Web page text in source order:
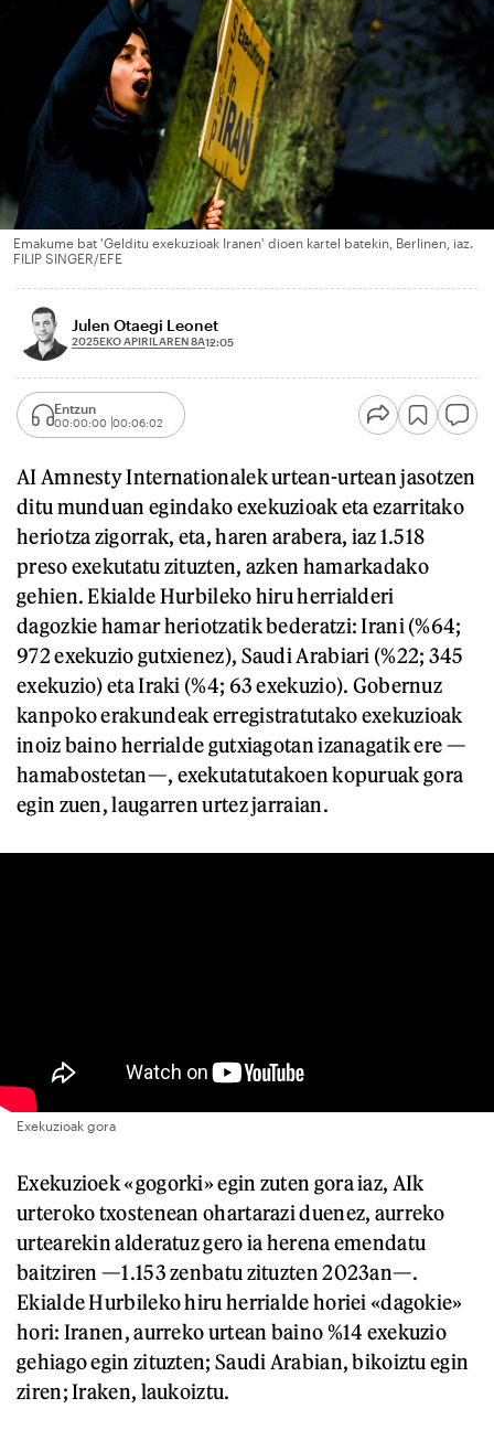
Emakume bat 'Gelditu exekuzioak Iranen' dioen kartel batekin, Berlinen, iaz.
FILIP SINGER/EFE
Julen Otaegi Leonet
2025EKO APIRILAREN 8A12:05
Entzun
00:00:00 00:06:02
AI Amnesty Internationalek urtean-urtean jasotzen
ditu munduan egindako exekuzioak eta ezarritako
heriotza zigorrak, eta, haren arabera, iaz 1.518
preso exekutatu zituzten, azken hamarkadako
gehien. Ekialde Hurbileko hiru herrialderi
dagozkie hamar heriotzatik bederatzi: Irani (%64;
972 exekuzio gutxienez), Saudi Arabiari (%22; 345
exekuzio) eta Iraki (%4; 63 exekuzio). Gobernuz
kanpoko erakundeak erregistratutako exekuzioak
inoiz baino herrialde gutxiagotan izanagatik ere —
hamabostetan—, exekutatutakoen kopuruak gora
egin zuen, laugarren urtez jarraian.
Exekuzioak gora
Exekuzioek «gogorki» egin zuten gora iaz, AIk
urteroko txostenean ohartarazi duenez, aurreko
urtearekin alderatuz gero ia herena emendatu
baitziren —1.153 zenbatu zituzten 2023an—.
Ekialde Hurbileko hiru herrialde horiei «dagokie»
hori: Iranen, aurreko urtean baino %14 exekuzio
gehiago egin zituzten; Saudi Arabian, bikoiztu egin
ziren; Iraken, laukoiztu.